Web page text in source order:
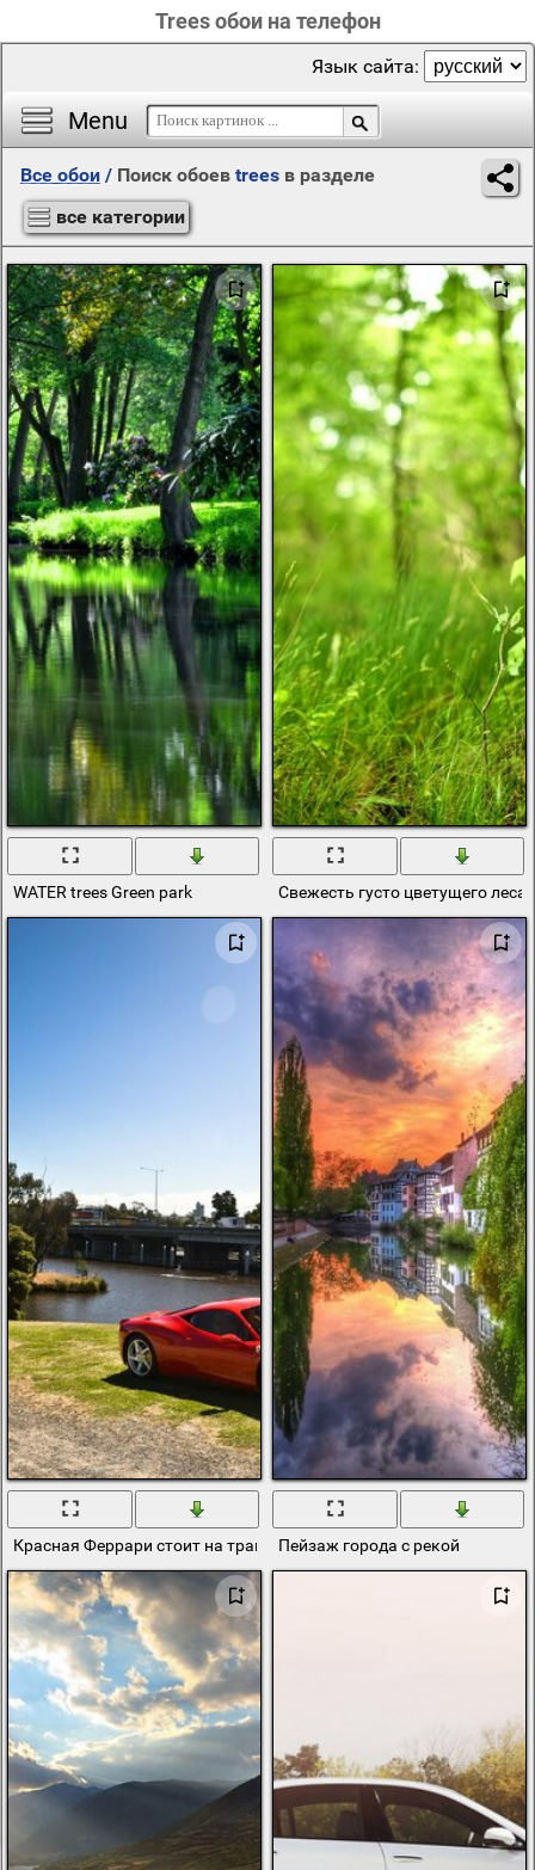
Trees обои на телефон
Menu
Язык сайта:
Все обои / Поиск обоев trees в разделе
все категории
WATER trees Green park Свежесть густо цветущего леса
Красная Феррари стоит на траве около рекиПейзаж города с рекой